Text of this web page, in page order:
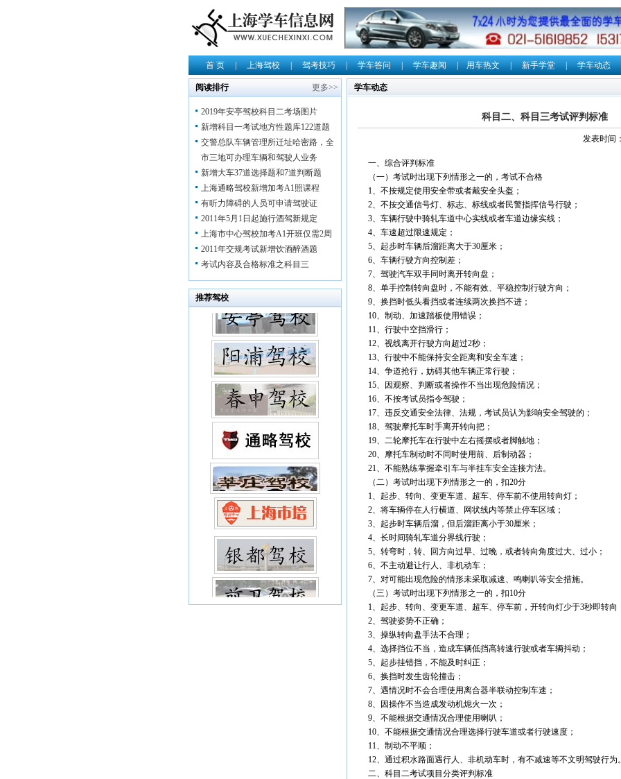
首 页|上海驾校|驾考技巧|学车答问|学车趣闻|用车热文|新手学堂|学车动态
阅读排行 更多>>
2019年安亭驾校科目二考场图片
新增科目一考试地方性题库122道题
交警总队车辆管理所迁址哈密路，全
市三地可办理车辆和驾驶人业务
新增大车37道选择题和7道判断题
上海通略驾校新增加考A1照课程
有听力障碍的人员可申请驾驶证
2011年5月1日起施行酒驾新规定
上海市中心驾校加考A1开班仅需2周
2011年交规考试新增饮酒醉酒题
考试内容及合格标准之科目三
推荐驾校
学车动态
科目二、科目三考试评判标准
发表时间
一、综合评判标准
（一）考试时出现下列情形之一的，考试不合格
1、不按规定使用安全带或者戴安全头盔；
2、不按交通信号灯、标志、标线或者民警指挥信号行驶；
3、车辆行驶中骑轧车道中心实线或者车道边缘实线；
4、车速超过限速规定；
5、起步时车辆后溜距离大于30厘米；
6、车辆行驶方向控制差；
7、驾驶汽车双手同时离开转向盘；
8、单手控制转向盘时，不能有效、平稳控制行驶方向；
9、换挡时低头看挡或者连续两次换挡不进；
10、制动、加速踏板使用错误；
11、行驶中空挡滑行；
12、视线离开行驶方向超过2秒；
13、行驶中不能保持安全距离和安全车速；
14、争道抢行，妨碍其他车辆正常行驶；
15、因观察、判断或者操作不当出现危险情况；
16、不按考试员指令驾驶；
17、违反交通安全法律、法规，考试员认为影响安全驾驶的；
18、驾驶摩托车时手离开转向把；
19、二轮摩托车在行驶中左右摇摆或者脚触地；
20、摩托车制动时不同时使用前、后制动器；
21、不能熟练掌握牵引车与半挂车安全连接方法。
（二）考试时出现下列情形之一的，扣20分
1、起步、转向、变更车道、超车、停车前不使用转向灯；
2、将车辆停在人行横道、网状线内等禁止停车区域；
3、起步时车辆后溜，但后溜距离小于30厘米；
4、长时间骑轧车道分界线行驶；
5、转弯时，转、回方向过早、过晚，或者转向角度过大、过小；
6、不主动避让行人、非机动车；
7、对可能出现危险的情形未采取减速、鸣喇叭等安全措施。
（三）考试时出现下列情形之一的，扣10分
1、起步、转向、变更车道、超车、停车前，开转向灯少于3秒即转向
2、驾驶姿势不正确；
3、操纵转向盘手法不合理；
4、选择挡位不当，造成车辆低挡高转速行驶或者车辆抖动；
5、起步挂错挡，不能及时纠正；
6、换挡时发生齿轮撞击；
7、遇情况时不会合理使用离合器半联动控制车速；
8、因操作不当造成发动机熄火一次；
9、不能根据交通情况合理使用喇叭；
10、不能根据交通情况合理选择行驶车道或者行驶速度；
11、制动不平顺；
12、通过积水路面遇行人、非机动车时，有不减速等不文明驾驶行为
二、科目二考试项目分类评判标准